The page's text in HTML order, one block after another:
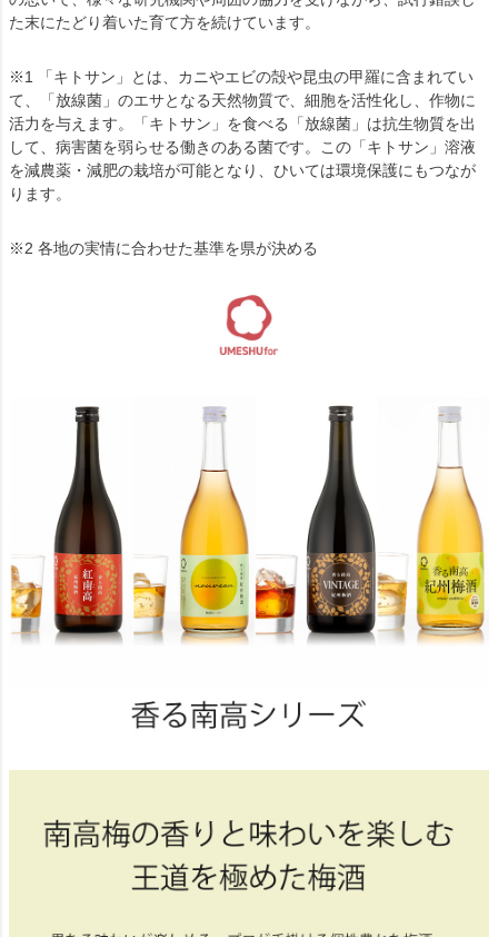
た末にたどり着いた育て方を続けています。
※1 「キトサン」とは、カニやエビの殻や昆虫の甲羅に含まれてい
て、「放線菌」のエサとなる天然物質で、細胞を活性化し、作物に
活力を与えます。「キトサン」を食べる「放線菌」は抗生物質を出
して、病害菌を弱らせる働きのある菌です。この「キトサン」溶液
を減農薬・減肥の栽培が可能となり、ひいては環境保護にもつなが
ります。
※2 各地の実情に合わせた基準を県が決める